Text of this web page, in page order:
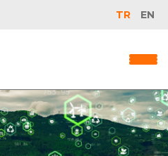
TR EN